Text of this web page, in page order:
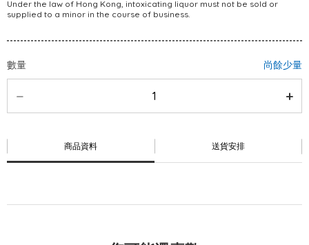
Under the law of Hong Kong, intoxicating liquor must not be sold or
supplied to a minor in the course of business.
數量 尚餘少量
商品資料 送貨安排